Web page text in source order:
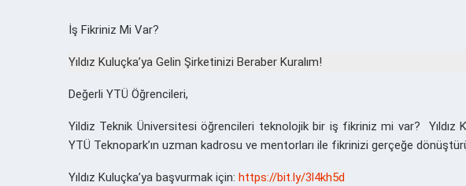
İş Fikriniz Mi Var?
Yıldız Kuluçka’ya Gelin Şirketinizi Beraber Kuralım!
Değerli YTÜ Öğrencileri,
Yildiz Teknik Üniversitesi öğrencileri teknolojik bir iş fikriniz mi var? Yıldız
YTÜ Teknopark’ın uzman kadrosu ve mentorları ile fikrinizi gerçeğe
Yıldız Kuluçka’ya başvurmak için: https://bit.ly/3l4kh5d